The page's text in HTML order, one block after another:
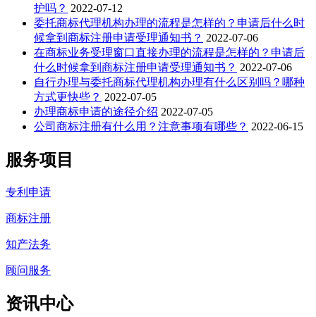
护吗？ 2022-07-12
委托商标代理机构办理的流程是怎样的？申请后什么时
候拿到商标注册申请受理通知书？ 2022-07-06
在商标业务受理窗口直接办理的流程是怎样的？申请后
什么时候拿到商标注册申请受理通知书？ 2022-07-06
自行办理与委托商标代理机构办理有什么区别吗？哪种
方式更快些？ 2022-07-05
办理商标申请的途径介绍 2022-07-05
公司商标注册有什么用？注意事项有哪些？ 2022-06-15
服务项目
专利申请
商标注册
知产法务
顾问服务
资讯中心